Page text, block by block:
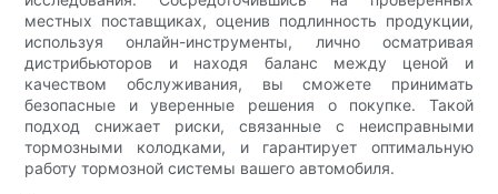
местных поставщиках, оценив подлинность продукции,
используя онлайн-инструменты, лично осматривая
дистрибьюторов и находя баланс между ценой и
качеством обслуживания, вы сможете принимать
безопасные и уверенные решения о покупке. Такой
подход снижает риски, связанные с неисправными
тормозными колодками, и гарантирует оптимальную
работу тормозной системы вашего автомобиля.